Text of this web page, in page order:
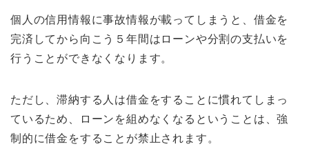
個人の信用情報に事故情報が載ってしまうと、借金を
完済してから向こう５年間はローンや分割の支払いを
行うことができなくなります。
ただし、滞納する人は借金をすることに慣れてしまっ
ているため、ローンを組めなくなるということは、強
制的に借金をすることが禁止されます。